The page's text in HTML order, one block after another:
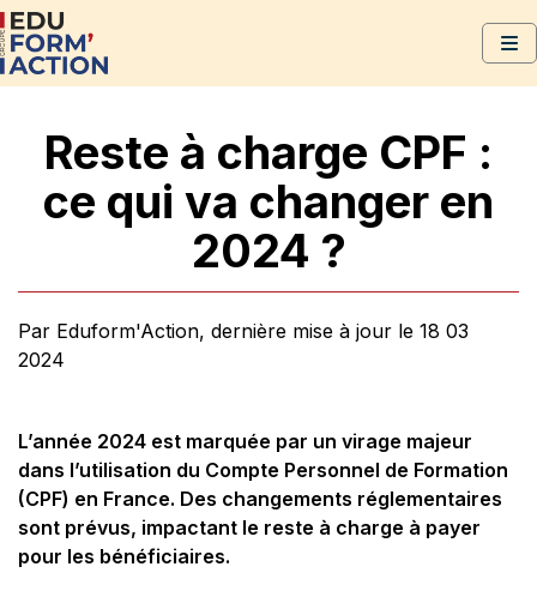
Reste à charge CPF :
ce qui va changer en
2024 ?
Par Eduform'Action, dernière mise à jour le 18 03
2024
L’année 2024 est marquée par un virage majeur
dans l’utilisation du Compte Personnel de Formation
(CPF) en France. Des changements réglementaires
sont prévus, impactant le reste à charge à payer
pour les bénéficiaires.